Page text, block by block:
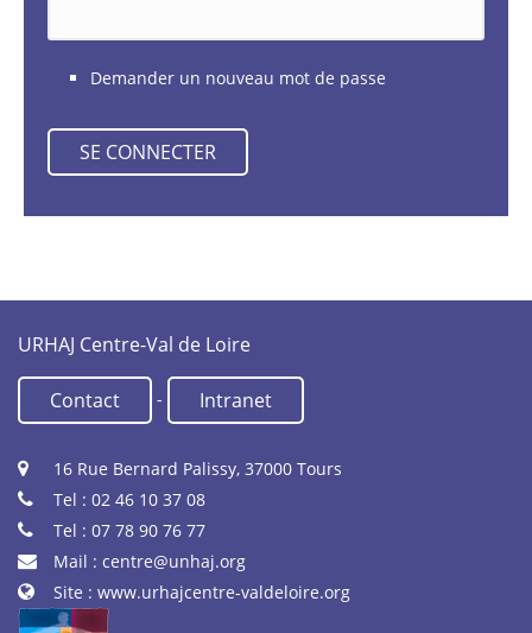
Demander un nouveau mot de passe
URHAJ Centre-Val de Loire
Contact - Intranet
16 Rue Bernard Palissy, 37000 Tours
Tel : 02 46 10 37 08
Tel : 07 78 90 76 77
Mail : centre@unhaj.org
Site : www.urhajcentre-valdeloire.org